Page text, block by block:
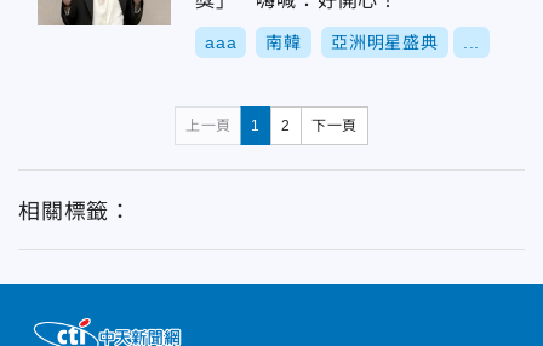
aaa 南韓 亞洲明星盛典
上一頁 1 2 下一頁
相關標籤：